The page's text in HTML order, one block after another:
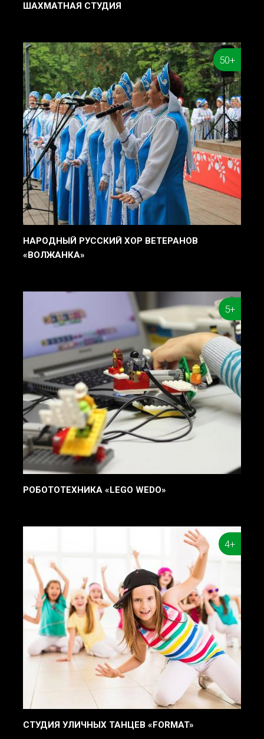
ШАХМАТНАЯ СТУДИЯ
НАРОДНЫЙ РУССКИЙ ХОР ВЕТЕРАНОВ
«ВОЛЖАНКА»
50+
РОБОТОТЕХНИКА «LEGO WEDO»
5+
СТУДИЯ УЛИЧНЫХ ТАНЦЕВ «FORMAT»
4+